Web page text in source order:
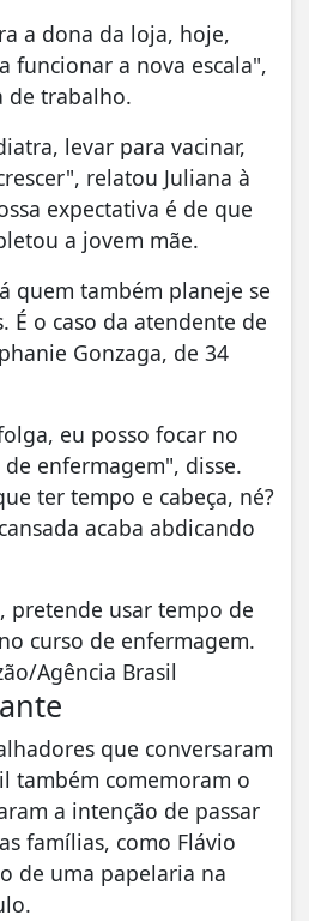
a dona da loja, hoje,
funcionar a nova escala",
de trabalho.
levar para vacinar,
relatou Juliana à
expectativa é de que
a jovem mãe.
quem também planeje se
É o caso da atendente de
Gonzaga, de 34
eu posso focar no
enfermagem", disse.
ter tempo e cabeça, né?
acaba abdicando
pretende usar tempo de
curso de enfermagem.
Agência Brasil
que conversaram
também comemoram o
a intenção de passar
famílias, como Flávio
de uma papelaria na